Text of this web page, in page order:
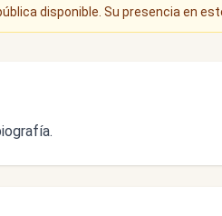
disponible. Su presencia en